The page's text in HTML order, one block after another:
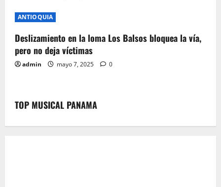
ANTIOQUIA
Deslizamiento en la loma Los Balsos bloquea la vía,
pero no deja víctimas
admin mayo 7, 2025 0
TOP MUSICAL PANAMA